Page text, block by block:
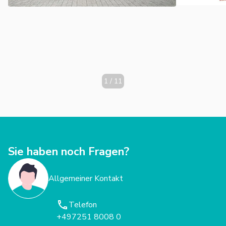
1 / 11
Sie haben noch Fragen?
Allgemeiner Kontakt
Telefon
+497251 8008 0